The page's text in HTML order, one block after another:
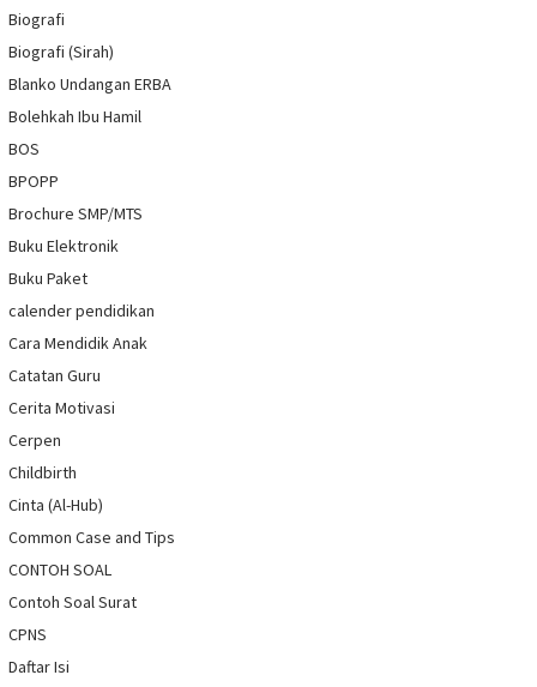
Biografi
Biografi (Sirah)
Blanko Undangan ERBA
Bolehkah Ibu Hamil
BOS
BPOPP
Brochure SMP/MTS
Buku Elektronik
Buku Paket
calender pendidikan
Cara Mendidik Anak
Catatan Guru
Cerita Motivasi
Cerpen
Childbirth
Cinta (Al-Hub)
Common Case and Tips
CONTOH SOAL
Contoh Soal Surat
CPNS
Daftar Isi